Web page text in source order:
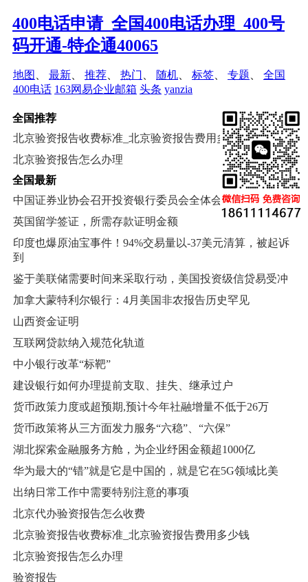
400电话申请_全国400电话办理_400号
码开通-特企通40065
地图 最新 推荐 热门 随机 标签 专题
全国
400电话 163网易企业邮箱 头条 yanzia
全国推荐
北京验资报告收费标准_北京验资报告费用多少钱
北京验资报告怎么办理
全国最新
中国证券业协会召开投资银行委员会全体会议
英国留学签证，所需存款证明金额
印度也爆原油宝事件！94%交易量以-37美元清算，被起诉
到
鉴于美联储需要时间来采取行动，美国投资级信贷易受冲
加拿大蒙特利尔银行：4月美国非农报告历史罕见
山西资金证明
互联网贷款纳入规范化轨道
中小银行改革“标靶”
建设银行如何办理提前支取、挂失、继承过户
货币政策力度或超预期,预计今年社融增量不低于26万
货币政策将从三方面发力服务“六稳”、“六保”
湖北探索金融服务方舱，为企业纾困金额超1000亿
华为最大的“错”就是它是中国的，就是它在5G领域比美
出纳日常工作中需要特别注意的事项
北京代办验资报告怎么收费
北京验资报告收费标准_北京验资报告费用多少钱
北京验资报告怎么办理
验资报告